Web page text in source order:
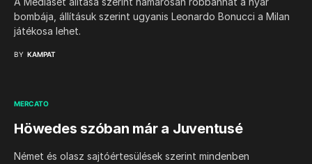
bombája, állításuk szerint ugyanis Leonardo Bonucci a Milan
játékosa lehet.
BY KAMPAT
MERCATO
Höwedes szóban már a Juventusé
Német és olasz sajtóértesülések szerint mindenben